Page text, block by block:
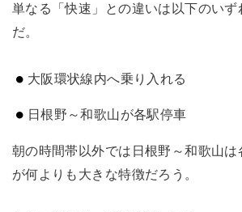
単なる「快速」との違いは以下のいず
だ。
大阪環状線内へ乗り入れる
日根野～和歌山が各駅停車
朝の時間帯以外では日根野～和歌山
が何よりも大きな特徴だろう。